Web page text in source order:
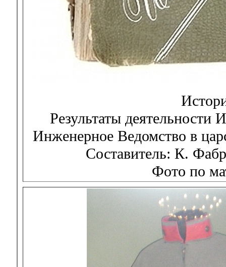
Результаты
Инженерное Ведомство в
Составитель: К.
Фото по